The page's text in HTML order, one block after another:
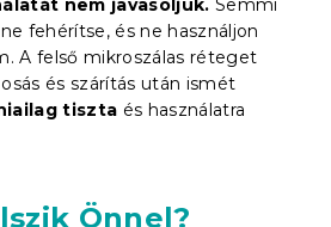
nem javasoljuk. Semmi
fehérítse, és ne használjon
A felső mikroszálas réteget
és szárítás után ismét
tiszta és használatra
Önnel?